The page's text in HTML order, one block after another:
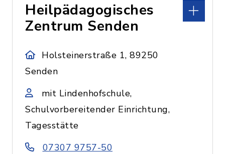
Heilpädagogisches
Zentrum Senden
Holsteinerstraße 1, 89250
Senden
mit Lindenhofschule,
Schulvorbereitender Einrichtung,
Tagesstätte
07307 9757-50